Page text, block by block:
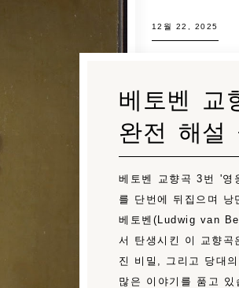
12월 22, 2025
베토벤 교
완전 해설
베토벤 교향곡 3번 '영
를 단번에 뒤집으며 낭
베토벤(Ludwig van
서 탄생시킨 이 교향곡
진 비밀, 그리고 당대
많은 이야기를 품고